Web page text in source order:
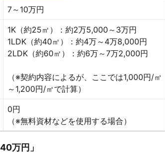
7～10万円
1K（約25㎡）：約2万5,000～3万円
1LDK（約40㎡）：約4万～4万8,000円
2LDK（約60㎡）：約6万～7万2,000円
（※契約内容によるが、ここでは1,000円/㎡
～1,200円/㎡で計算）
0円
（※無料資材などを使用する場合）
万円」